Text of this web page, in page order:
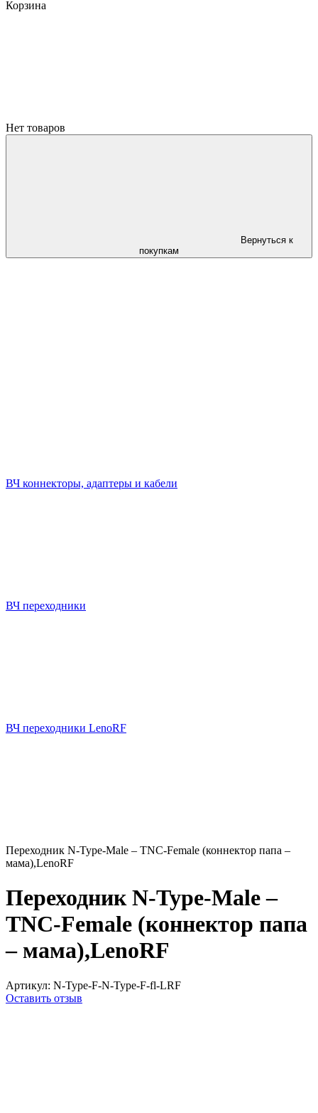
Корзина
Нет товаров
Вернуться к
покупкам
ВЧ коннекторы, адаптеры и кабели
ВЧ переходники
ВЧ переходники LenoRF
Переходник N-Type-Male – TNC-Female (коннектор папа –
мама),LenoRF
Переходник N-Type-Male –
TNC-Female (коннектор папа
– мама),LenoRF
Артикул: N-Type-F-N-Type-F-fl-LRF
Оставить отзыв